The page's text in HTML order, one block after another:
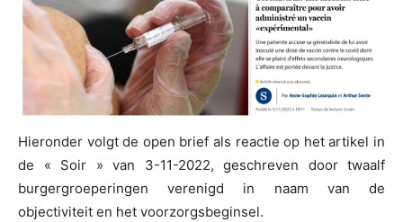
Hieronder volgt de open brief als reactie op het artikel in
de « Soir » van 3-11-2022, geschreven door twaalf
burgergroeperingen verenigd in naam van de
objectiviteit en het voorzorgsbeginsel.